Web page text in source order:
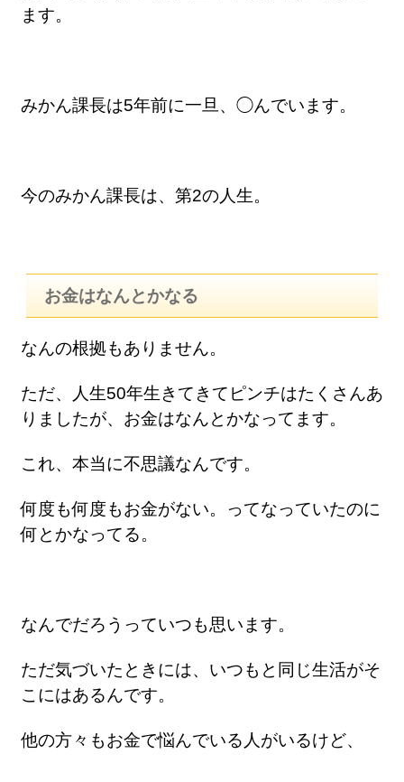
ます。
みかん課長は5年前に一旦、◯んでいます。
今のみかん課長は、第2の人生。
お金はなんとかなる
なんの根拠もありません。
ただ、人生50年生きてきてピンチはたくさんあ
りましたが、お金はなんとかなってます。
これ、本当に不思議なんです。
何度も何度もお金がない。ってなっていたのに
何とかなってる。
なんでだろうっていつも思います。
ただ気づいたときには、いつもと同じ生活がそ
こにはあるんです。
他の方々もお金で悩んでいる人がいるけど、